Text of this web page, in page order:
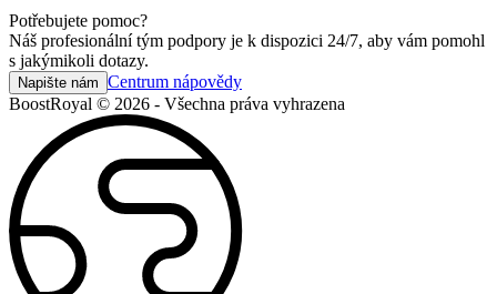
Potřebujete pomoc?
Náš profesionální tým podpory je k dispozici 24/7, aby vám pomohl
s jakýmikoli dotazy.
Napište nám Centrum nápovědy
BoostRoyal © 2026 - Všechna práva vyhrazena